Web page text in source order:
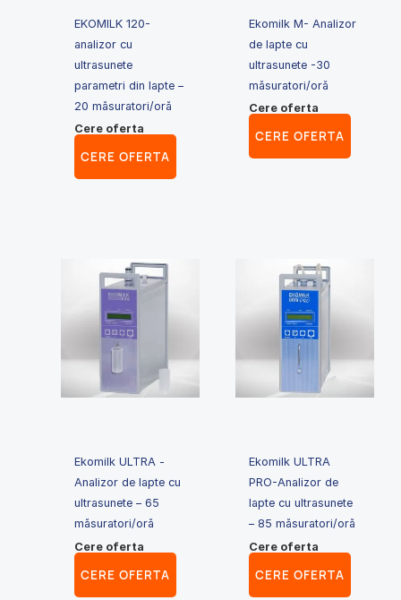
EKOMILK 120-
analizor cu
ultrasunete
parametri din lapte –
20 măsuratori/oră
Cere oferta
CERE OFERTA
Ekomilk M- Analizor
de lapte cu
ultrasunete -30
măsuratori/oră
Cere oferta
CERE OFERTA
Ekomilk ULTRA -
Analizor de lapte cu
ultrasunete – 65
măsuratori/oră
Cere oferta
CERE OFERTA
Ekomilk ULTRA
PRO-Analizor de
lapte cu ultrasunete
– 85 măsuratori/oră
Cere oferta
CERE OFERTA